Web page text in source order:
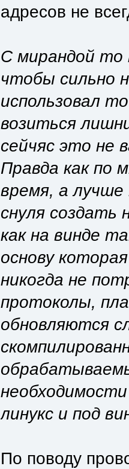
адресов не
С мирандой то
чтобы сильно
использовал
возиться
сейчяс это не
Правда как по
время, а
снуля
как на винде
основу
никогда не
протоколы,
обновляются
линукс и под
По поводу